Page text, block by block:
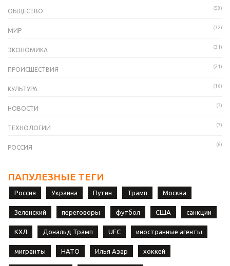
ОБЩЕСТВО (58)
МИР (32)
ЭКОНОМИКА (31)
ПРОИСШЕСТВИЯ (21)
КУЛЬТУРА (16)
НОВОСТИ (7)
ТЕХНОЛОГИИ (7)
РОССИЯ (6)
ПАПУЛЕЗНЫЕ ТЕГИ
Россия Украина Путин Трамп Москва
Зеленский переговоры футбол США санкции
КХЛ Дональд Трамп UFC иностранные агенты
мигранты НАТО Илья Азар хоккей